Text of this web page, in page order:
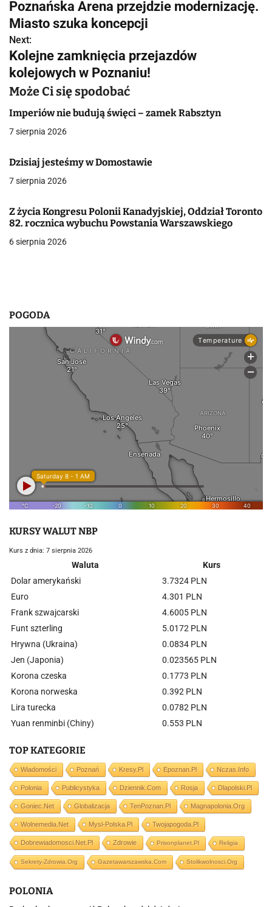
a
w
i
g
a
c
j
a
p
i
Poznańska Arena przejdzie modernizację.
Miasto szuka koncepcji
Next:
Kolejne zamknięcia przejazdów
kolejowych w Poznaniu!
Może Ci się spodobać
Imperiów nie budują święci – zamek Rabsztyn
7 sierpnia 2026
Dzisiaj jesteśmy w Domostawie
7 sierpnia 2026
Z życia Kongresu Polonii Kanadyjskiej, Oddział Toronto
82. rocznica wybuchu Powstania Warszawskiego
6 sierpnia 2026
POGODA
KURSY WALUT NBP
Kurs z dnia: 7 sierpnia 2026
Waluta
Kurs
Dolar amerykański
3.7324 PLN
Euro
4.301 PLN
Frank szwajcarski
4.6005 PLN
Funt szterling
5.0172 PLN
Hrywna (Ukraina)
0.0834 PLN
Jen (Japonia)
0.023565 PLN
Korona czeska
0.1773 PLN
Korona norweska
0.392 PLN
Lira turecka
0.0782 PLN
Yuan renminbi (Chiny)
0.553 PLN
TOP KATEGORIE
Wiadomości Poznań Kresy.pl Epoznan.pl Nczas.info
Polonia Publicystyka Dziennik.com Rosja Dlapolski.pl
Goniec.net Globalizacja TenPoznan.pl Magnapolonia.org
Wolnemedia.net Mysl-Polska.pl Twojapogoda.pl
Dobrewiadomosci.net.pl Zdrowie Prisonplanet.pl Religia
Sekrety-Zdrowia.org Gazetawarszawska.com Stolikwolnosci.org
POLONIA